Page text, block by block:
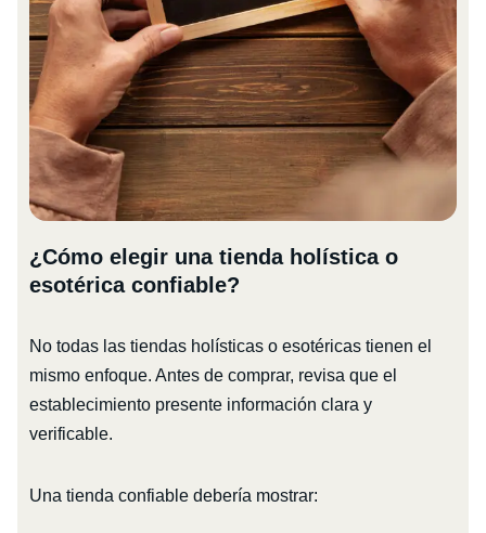
¿Cómo elegir una tienda holística o
esotérica confiable?
No todas las tiendas holísticas o esotéricas tienen el
mismo enfoque. Antes de comprar, revisa que el
establecimiento presente información clara y
verificable.
Una tienda confiable debería mostrar: